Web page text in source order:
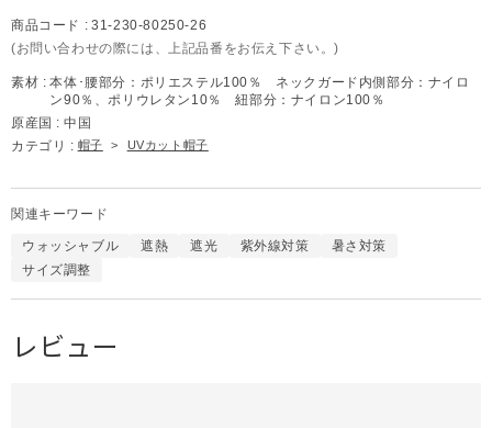
商品コード : 31-230-80250-26
(お問い合わせの際には、上記品番をお伝え下さい。)
素材 : 本体･腰部分：ポリエステル100％ ネックガード内側部分：ナイロ
ン90％、ポリウレタン10％ 紐部分：ナイロン100％
原産国 : 中国
カテゴリ : 帽子 > UVカット帽子
関連キーワード
ウォッシャブル 遮熱 遮光 紫外線対策
暑さ対策
サイズ調整
レビュー